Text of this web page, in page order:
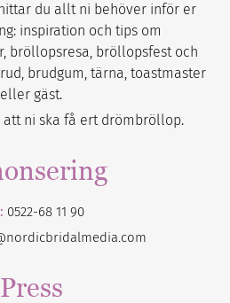
du allt ni behöver inför er
inspiration och tips om
bröllopsresa, bröllopsfest och
brudgum, tärna, toastmaster
eller gäst.
att ni ska få ert drömbröllop.
0522-68 11 90
Press